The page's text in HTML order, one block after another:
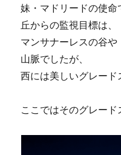
妹・マドリードの使命
丘からの監視目標は、
マンサナーレスの谷
山脈でしたが、
西には美しいグレード
ここではそのグレード